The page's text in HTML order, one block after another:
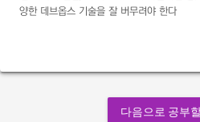
양한 데브옵스 기술을 잘 버무려야 한다
다음으로 공부